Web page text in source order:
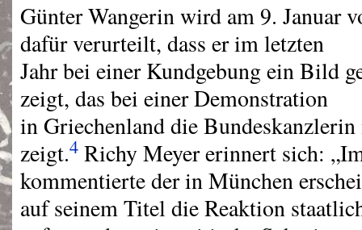
Günter Wangerin wird am 9. Januar
dafür verurteilt, dass er im letzten
Jahr bei einer Kundgebung ein Bild
zeigt, das bei einer Demonstration
in Griechenland die
zeigt.4 Richy Meyer erinnert sich:
kommentierte der in München
auf seinem Titel die Reaktion